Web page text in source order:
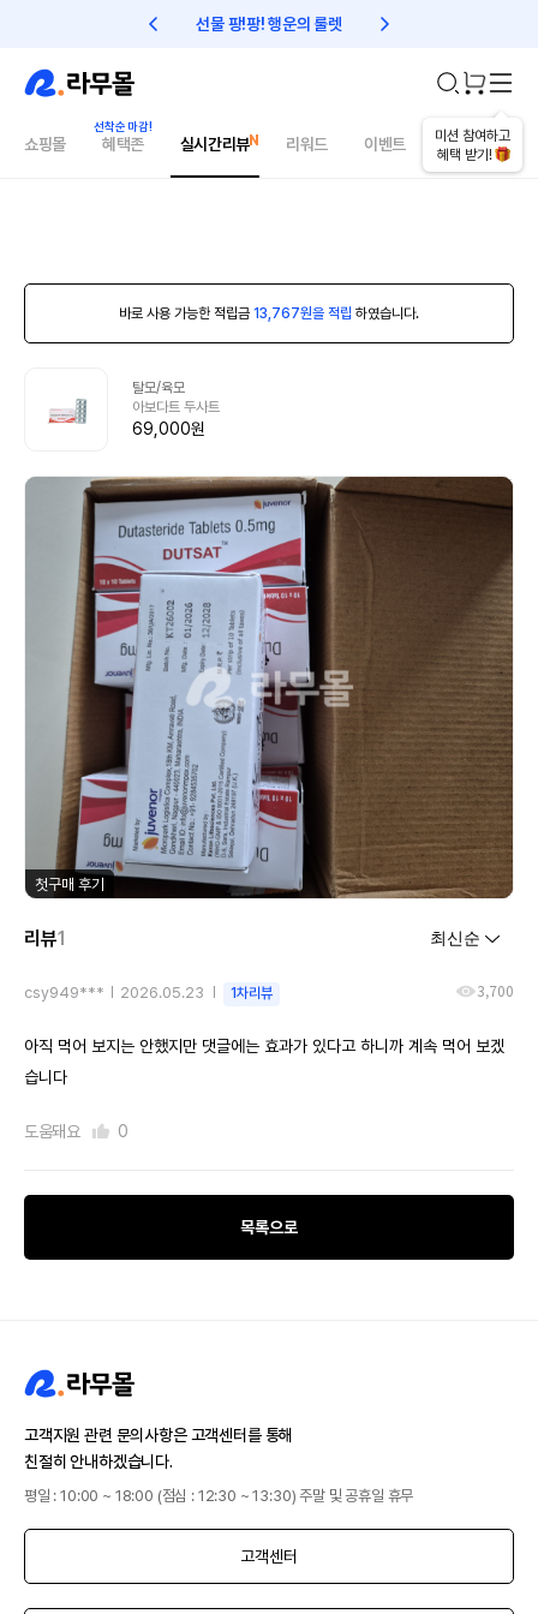
선물 팡!팡! 행운의 룰렛 친구초대 1만원 리워드!
미션 참여하고
혜택 받기!
쇼핑몰 혜택존 실시간리뷰 리워드 이벤트 건강매거진
바로 사용 가능한 적립금 13,767원을 적립 하였습니다.
탈모/육모
아보다트 두사트
69,000원
첫구매 후기
리뷰1
csy949*** 2026.05.23 1차리뷰 3,700
아직 먹어 보지는 안했지만 댓글에는 효과가 있다고 하니까 계속 먹어 보겠
습니다
도움돼요 0
목록으로
고객지원 관련 문의사항은 고객센터를 통해
친절히 안내하겠습니다.
평일 : 10:00 ~ 18:00 (점심 : 12:30 ~ 13:30) 주말 및 공휴일 휴무
고객센터